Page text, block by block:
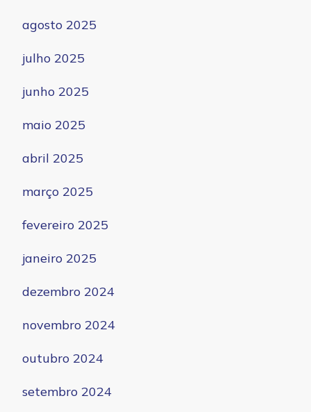
agosto 2025
julho 2025
junho 2025
maio 2025
abril 2025
março 2025
fevereiro 2025
janeiro 2025
dezembro 2024
novembro 2024
outubro 2024
setembro 2024